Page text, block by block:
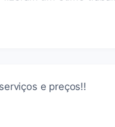
e preços!!